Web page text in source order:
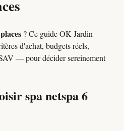
? Ce guide OK Jardin
d'achat, budgets réels,
— pour décider sereinement
spa netspa 6